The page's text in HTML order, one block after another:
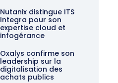
Nutanix distingue ITS
Integra pour son
expertise cloud et
infogérance
Oxalys confirme son
leadership sur la
digitalisation des
achats publics